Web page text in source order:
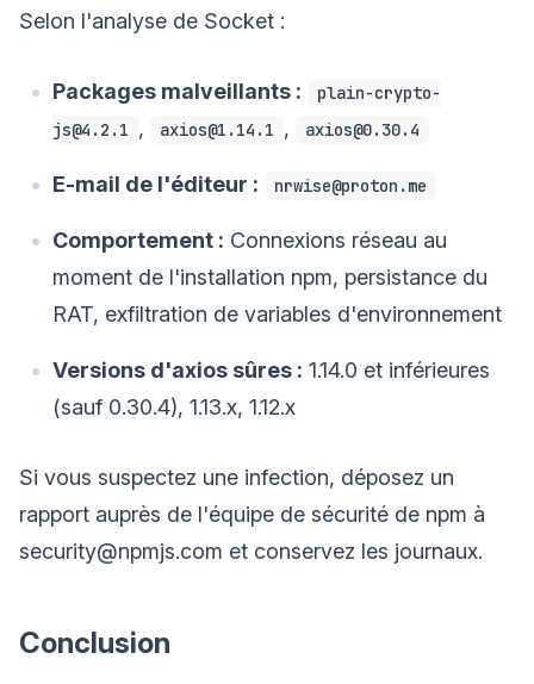
Selon l'analyse de Socket :
Packages malveillants :
plain-crypto-
js@4.2.1 , axios@1.14.1 , axios@0.30.4
E-mail de l'éditeur : nrwise@proton.me
Comportement : Connexions réseau au
moment de l'installation npm, persistance du
RAT, exfiltration de variables d'environnement
Versions d'axios sûres : 1.14.0 et inférieures
(sauf 0.30.4), 1.13.x, 1.12.x
Si vous suspectez une infection, déposez un
rapport auprès de l'équipe de sécurité de npm à
security@npmjs.com et conservez les journaux.
Conclusion